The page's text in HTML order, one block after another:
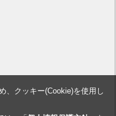
、クッキー(Cookie)を使用し